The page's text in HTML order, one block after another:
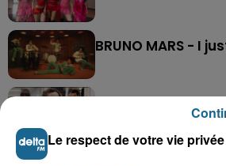
BRUNO MARS - I
AMIR - Avec toi
Le respect de votre vie